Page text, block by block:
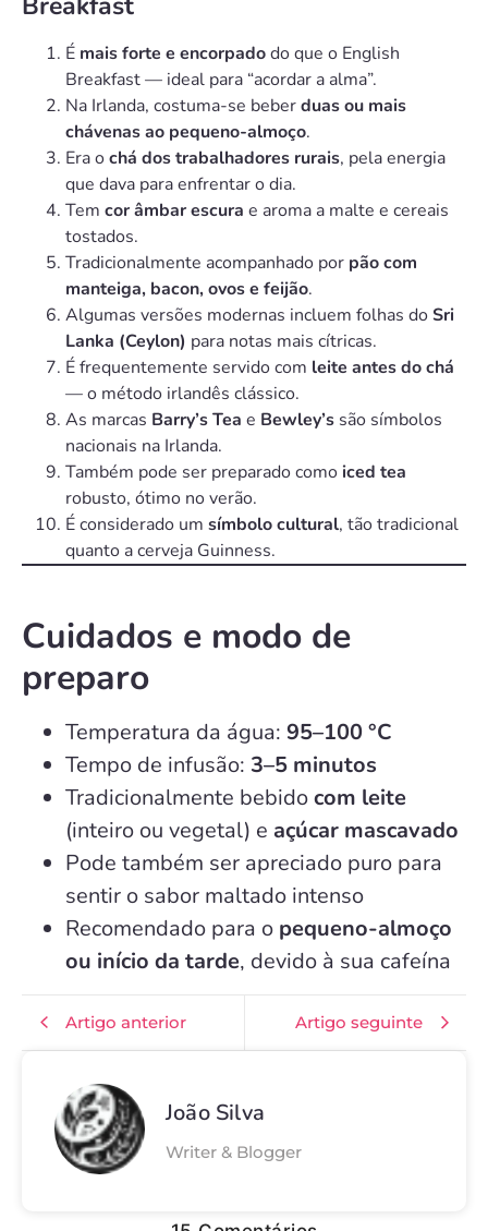
É mais forte e encorpadodo que o English
Breakfast — ideal para “acordar a alma”.
Na Irlanda, costuma-se beberduas ou mais
chávenas ao pequeno-almoço.
Era ochá dos trabalhadores rurais, pela energia
que dava para enfrentar o dia.
Tem cor âmbar escura e aroma a malte e cereais
tostados.
Tradicionalmente acompanhado por pão com
manteiga, bacon, ovos e feijão.
Algumas versões modernas incluem folhas doSri
Lanka (Ceylon) para notas mais cítricas.
É frequentemente servido com leite antes do chá
— o método irlandês clássico.
As marcas Barry’s Tea e Bewley’s são símbolos
nacionais na Irlanda.
Também pode ser preparado como iced tea
robusto, ótimo no verão.
É considerado um símbolo cultural, tão tradicional
quanto a cerveja Guinness.
Cuidados e modo de
preparo
Temperatura da água: 95–100 °C
Tempo de infusão: 3–5 minutos
Tradicionalmente bebidocom leite
(inteiro ou vegetal) e açúcar mascavado
Pode também ser apreciado puro para
sentir o sabor maltado intenso
Recomendado para o pequeno-almoço
ou início da tarde, devido à sua cafeína
Artigo anterior Artigo seguinte
João Silva
Writer & Blogger